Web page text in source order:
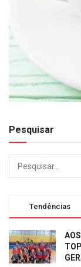
Pesquisar
Tendências